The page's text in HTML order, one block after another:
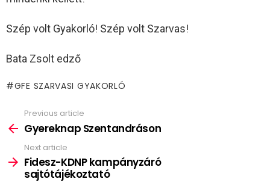
Szép volt Gyakorló! Szép volt Szarvas!
Bata Zsolt edző
GFE SZARVASI GYAKORLÓ
more
Previous article
Gyereknap Szentandráson
Next article
Fidesz-KDNP kampányzáró
sajtótájékoztató